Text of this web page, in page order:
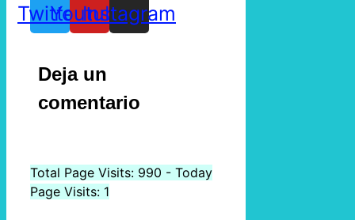
TwitterYoutube
Instagram
Deja un
comentario
Total Page Visits: 990 - Today
Page Visits: 1